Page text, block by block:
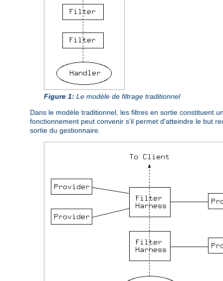
Figure 1: Le modèle de filtrage traditionnel
Dans le modèle traditionnel, les filtres en sortie constituent
fonctionnement peut convenir s'il permet d'atteindre le but
sortie du gestionnaire.